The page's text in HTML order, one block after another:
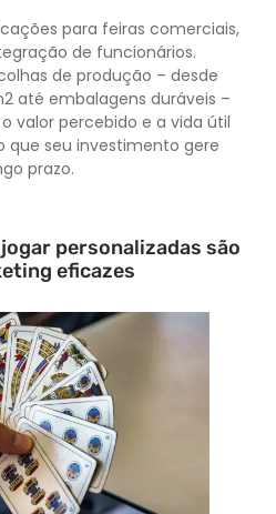
para feiras comerciais,
de funcionários.
de produção – desde
até embalagens duráveis ​​–
valor percebido e a vida útil
que seu investimento gere
prazo.
personalizadas são
eficazes